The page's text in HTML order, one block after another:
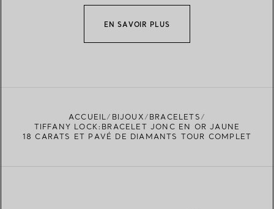
EN SAVOIR PLUS
ACCUEIL BIJOUX
BRACELETS
TIFFANY LOCK:BRACELET JONC EN OR JAUNE
18 CARATS ET PAVÉ DE DIAMANTS TOUR COMPLET